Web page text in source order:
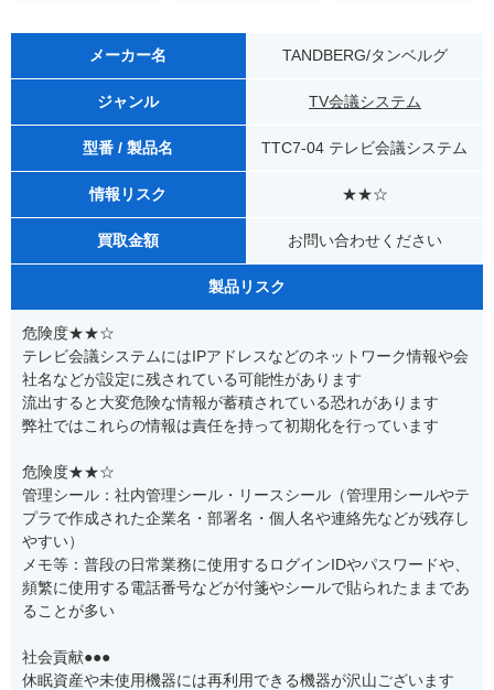
メーカー名 TANDBERG/タンベルグ
ジャンル TV会議システム
型番 / 製品名 TTC7-04 テレビ会議システム
情報リスク ★★☆
買取金額 お問い合わせください
製品リスク
危険度★★☆
テレビ会議システムにはIPアドレスなどのネットワーク情報や会
社名などが設定に残されている可能性があります
流出すると大変危険な情報が蓄積されている恐れがあります
弊社ではこれらの情報は責任を持って初期化を行っています
危険度★★☆
管理シール：社内管理シール・リースシール（管理用シールやテ
プラで作成された企業名・部署名・個人名や連絡先などが残存し
やすい）
メモ等：普段の日常業務に使用するログインIDやパスワードや、
頻繁に使用する電話番号などが付箋やシールで貼られたままであ
ることが多い
社会貢献●●●
休眠資産や未使用機器には再利用できる機器が沢山ございます